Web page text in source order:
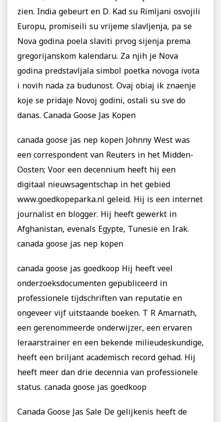
zien. India gebeurt en D. Kad su Rimljani osvojili
Europu, promiseili su vrijeme slavljenja, pa se
Nova godina poela slaviti prvog sijenja prema
gregorijanskom kalendaru. Za njih je Nova
godina predstavljala simbol poetka novoga ivota
i novih nada za budunost. Ovaj obiaj ik znaenje
koje se pridaje Novoj godini, ostali su sve do
danas. Canada Goose Jas Kopen
canada goose jas nep kopen Johnny West was
een correspondent van Reuters in het Midden-
Oosten; Voor een decennium heeft hij een
digitaal nieuwsagentschap in het gebied
www.goedkopeparka.nl geleid. Hij is een internet
journalist en blogger. Hij heeft gewerkt in
Afghanistan, evenals Egypte, Tunesië en Irak.
canada goose jas nep kopen
canada goose jas goedkoop Hij heeft veel
onderzoeksdocumenten gepubliceerd in
professionele tijdschriften van reputatie en
ongeveer vijf uitstaande boeken. T R Amarnath,
een gerenommeerde onderwijzer, een ervaren
leraarstrainer en een bekende milieudeskundige,
heeft een briljant academisch record gehad. Hij
heeft meer dan drie decennia van professionele
status. canada goose jas goedkoop
Canada Goose Jas Sale De gelijkenis heeft de